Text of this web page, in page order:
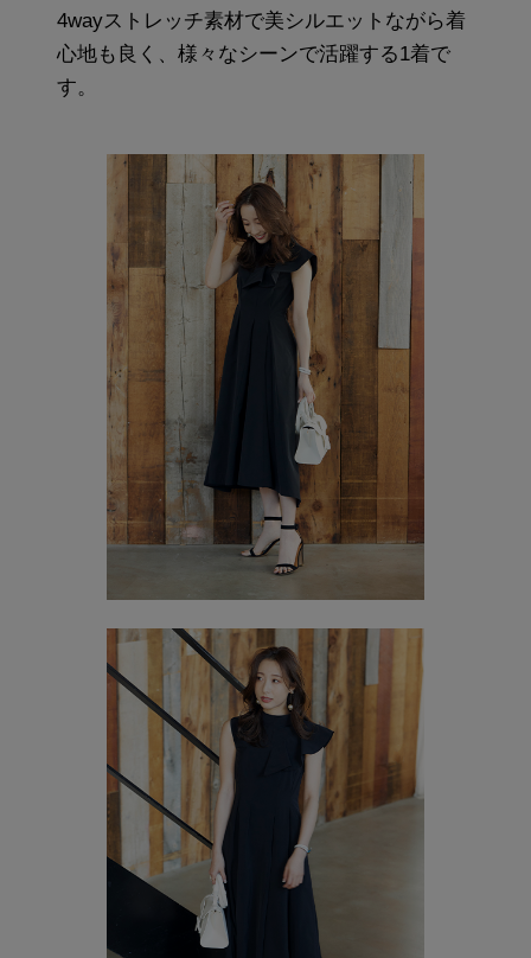
4wayストレッチ素材で美シルエットながら着
心地も良く、様々なシーンで活躍する1着で
す。